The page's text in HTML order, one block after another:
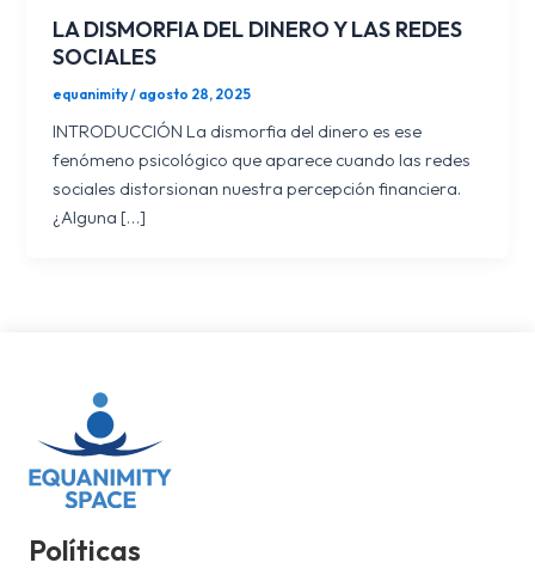
LA DISMORFIA DEL DINERO Y LAS REDES
SOCIALES
equanimity/ agosto 28, 2025
INTRODUCCIÓN La dismorfia del dinero es ese
fenómeno psicológico que aparece cuando las redes
sociales distorsionan nuestra percepción financiera.
¿Alguna […]
Políticas